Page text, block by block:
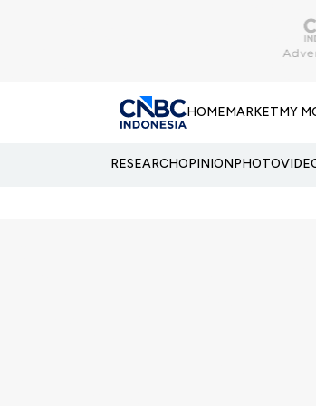
HOMEMARKETMY
RESEARCHOPINIONPHOTO